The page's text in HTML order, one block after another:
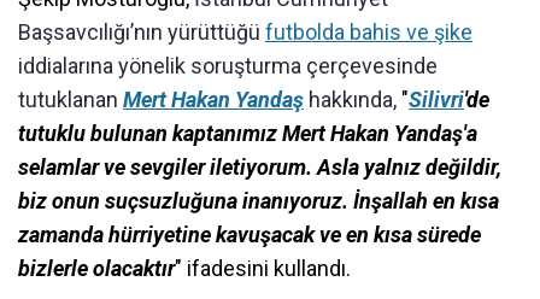
Başsavcılığı’nın yürüttüğü futbolda bahis ve şike
iddialarına yönelik soruşturma çerçevesinde
tutuklanan Mert Hakan Yandaş hakkında, "Silivri'de
tutuklu bulunan kaptanımız Mert Hakan Yandaş'a
selamlar ve sevgiler iletiyorum. Asla yalnız değildir,
biz onun suçsuzluğuna inanıyoruz. İnşallah en kısa
zamanda hürriyetine kavuşacak ve en kısa sürede
bizlerle olacaktır" ifadesini kullandı.